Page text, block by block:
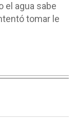
el agua sabe
tomar le